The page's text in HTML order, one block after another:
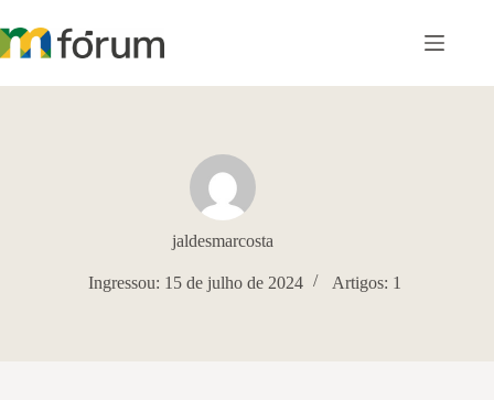
para
o
jaldesmarcosta
Ingressou: 15 de julho de 2024 Artigos: 1